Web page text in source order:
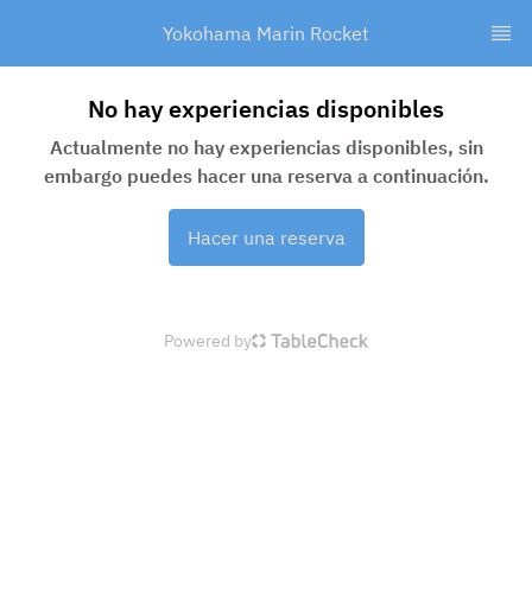
Yokohama Marin Rocket
No hay experiencias disponibles
Actualmente no hay experiencias disponibles, sin
embargo puedes hacer una reserva a continuación.
Hacer una reserva
Powered by